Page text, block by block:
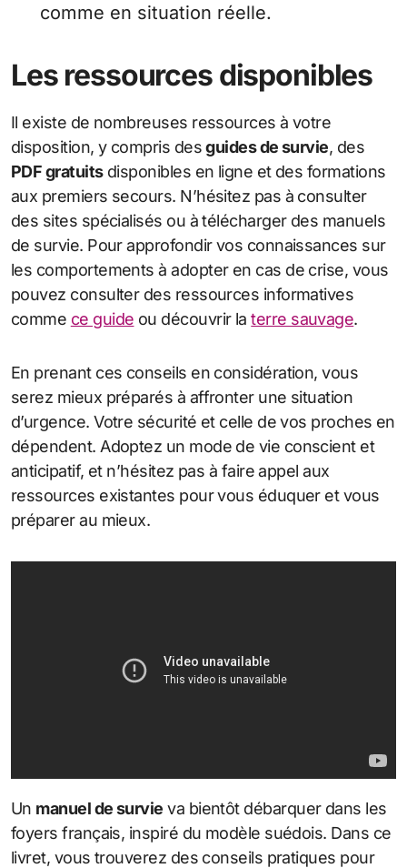
comme en situation réelle.
Les ressources disponibles
Il existe de nombreuses ressources à votre
disposition, y compris desguides de survie, des
PDF gratuitsdisponibles en ligne et des formations
aux premiers secours. N’hésitez pas à consulter
des sites spécialisés ou à télécharger des manuels
de survie. Pour approfondir vos connaissances sur
les comportements à adopter en cas de crise, vous
pouvez consulter des ressources informatives
comme ce guide ou découvrir laterre sauvage.
En prenant ces conseils en considération, vous
serez mieux préparés à affronter une situation
d’urgence. Votre sécurité et celle de vos proches en
dépendent. Adoptez un mode de vie conscient et
anticipatif, et n’hésitez pas à faire appel aux
ressources existantes pour vous éduquer et vous
préparer au mieux.
Un manuel de survie va bientôt débarquer dans les
foyers français, inspiré du modèle suédois. Dans ce
livret, vous trouverez des conseils pratiques pour